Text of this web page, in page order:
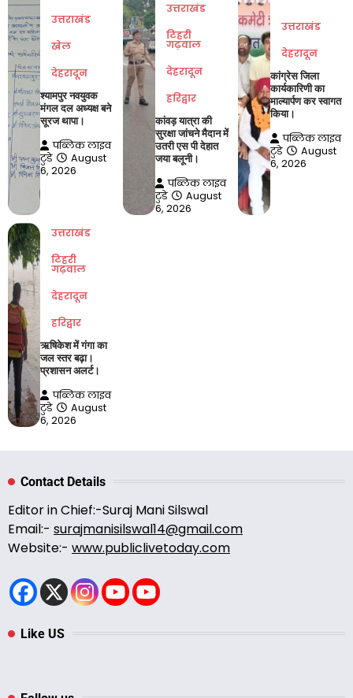
उत्तराखंड
खेल
देहरादून
श्यामपुर नवयुवक
मंगल दल अध्यक्ष बने
सूरज थापा।
पब्लिक लाइव
टुडे
August
6, 2026
उत्तराखंड
टिहरी
गढ़वाल
देहरादून
हरिद्वार
कांवड़ यात्रा की
सुरक्षा जांचने मैदान में
उतरी एस पी देहात
जया बलूनी।
पब्लिक लाइव
टुडे
August
6, 2026
उत्तराखंड
देहरादून
कांग्रेस जिला
कार्यकारिणी का
माल्यार्पण कर स्वागत
किया।
पब्लिक लाइव
टुडे
August
6, 2026
उत्तराखंड
टिहरी
गढ़वाल
देहरादून
हरिद्वार
ऋषिकेश में गंगा का
जल स्तर बढ़ा।
प्रशासन अलर्ट।
पब्लिक लाइव
टुडे
August
6, 2026
Contact Details
Editor in Chief:-Suraj Mani Silswal
Email:- surajmanisilswal14@gmail.com
Website:- www.publiclivetoday.com
Like US